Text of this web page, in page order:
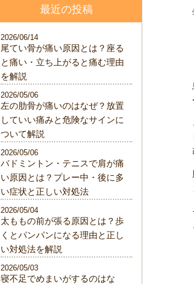
最近の投稿
尾てい骨が痛い原因とは？座る
と痛い・立ち上がると痛む理由
を解説
2026/06/14
左の肋骨が痛いのはなぜ？放置
していい痛みと危険なサインに
ついて解説
2026/05/06
バドミントン・テニスで肩が痛
い原因とは？プレー中・後に多
い症状と正しい対処法
2026/05/06
太ももの前が張る原因とは？歩
くとパンパンになる理由と正し
い対処法を解説
2026/05/04
寝不足でめまいがするのはな
2026/05/03